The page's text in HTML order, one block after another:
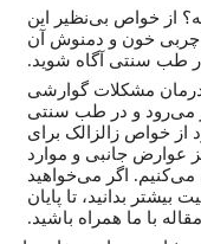
از خواص بی‌نظیر این
خون و دمنوش آن
طب سنتی آگاه شوید.
مشکلات گوارشی
می‌رود و در طب سنتی
مهمی دارد. در ادامه ۹ مورد از خواص زالزالک برای
عوارض جانبی و موارد
می‌کنیم. اگر می‌خواهید
بدانید، تا پایان
مقاله با ما همراه باشید.